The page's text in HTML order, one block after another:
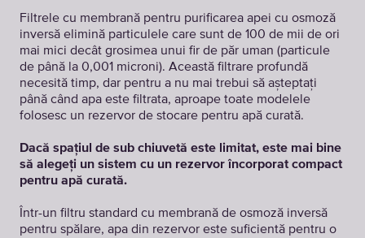
Filtrele cu membrană pentru purificarea apei cu osmoză
inversă elimină particulele care sunt de 100 de mii de ori
mai mici decât grosimea unui fir de păr uman (particule
de până la 0,001 microni). Această filtrare profundă
necesită timp, dar pentru a nu mai trebui să așteptați
până când apa este filtrata, aproape toate modelele
folosesc un rezervor de stocare pentru apă curată.
Dacă spațiul de sub chiuvetă este limitat, este mai bine
să alegeți un sistem cu un rezervor încorporat compact
pentru apă curată.
Într-un filtru standard cu membrană de osmoză inversă
pentru spălare, apa din rezervor este suficientă pentru o